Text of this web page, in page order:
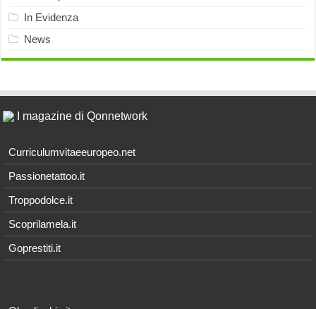
In Evidenza
News
I magazine di Qonnetwork
Curriculumvitaeeuropeo.net
Passionetattoo.it
Troppodolce.it
Scoprilamela.it
Goprestiti.it